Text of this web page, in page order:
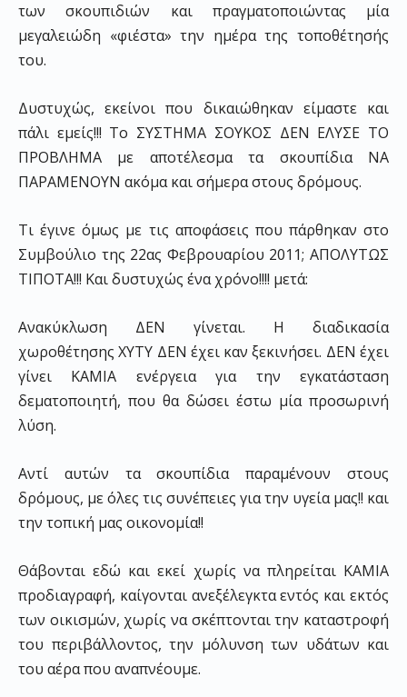
των σκουπιδιών και πραγματοποιώντας μία
μεγαλειώδη «φιέστα» την ημέρα της τοποθέτησής
του.
Δυστυχώς, εκείνοι που δικαιώθηκαν είμαστε και
πάλι εμείς!!! Το ΣΥΣΤΗΜΑ ΣΟΥΚΟΣ ΔΕΝ ΕΛΥΣΕ ΤΟ
ΠΡΟΒΛΗΜΑ με αποτέλεσμα τα σκουπίδια ΝΑ
ΠΑΡΑΜΕΝΟΥΝ ακόμα και σήμερα στους δρόμους.
Τι έγινε όμως με τις αποφάσεις που πάρθηκαν στο
Συμβούλιο της 22ας Φεβρουαρίου 2011; ΑΠΟΛΥΤΩΣ
ΤΙΠΟΤΑ!!! Και δυστυχώς ένα χρόνο!!!! μετά:
Ανακύκλωση ΔΕΝ γίνεται. Η διαδικασία
χωροθέτησης ΧΥΤΥ ΔΕΝ έχει καν ξεκινήσει. ΔΕΝ έχει
γίνει ΚΑΜΙΑ ενέργεια για την εγκατάσταση
δεματοποιητή, που θα δώσει έστω μία προσωρινή
λύση.
Αντί αυτών τα σκουπίδια παραμένουν στους
δρόμους, με όλες τις συνέπειες για την υγεία μας!! και
την τοπική μας οικονομία!!
Θάβονται εδώ και εκεί χωρίς να πληρείται ΚΑΜΙΑ
προδιαγραφή, καίγονται ανεξέλεγκτα εντός και εκτός
των οικισμών, χωρίς να σκέπτονται την καταστροφή
του περιβάλλοντος, την μόλυνση των υδάτων και
του αέρα που αναπνέουμε.